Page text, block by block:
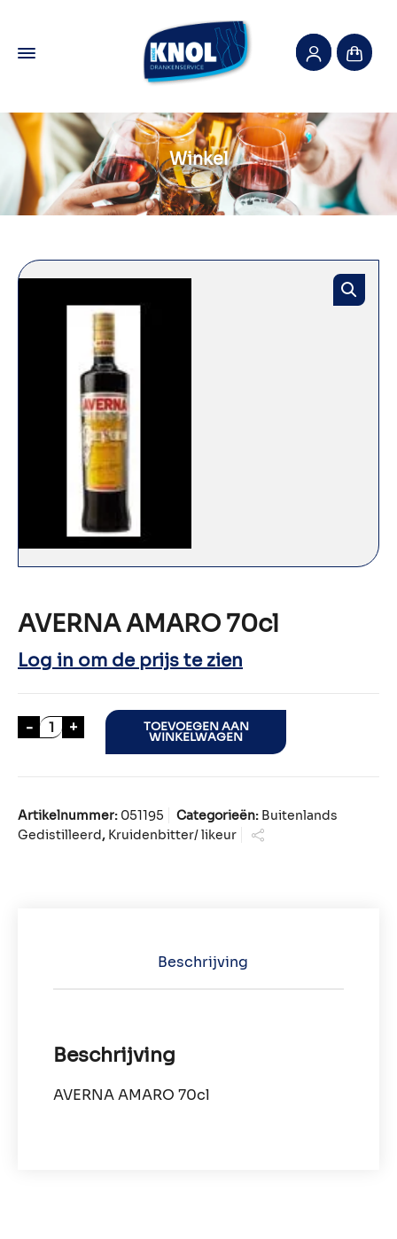
Winkel
AVERNA AMARO 70cl
Log in om de prijs te zien
- AVERNA AMARO 70cl aantal
+ TOEVOEGEN AAN
WINKELWAGEN
Artikelnummer: 051195 Categorieën: Buitenlands
Gedistilleerd, Kruidenbitter/ likeur
Beschrijving
Beschrijving
AVERNA AMARO 70cl